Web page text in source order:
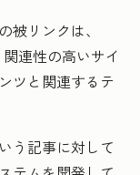
被リンクは、
連性の高いサイ
ツと関連するテ
う記事に対して